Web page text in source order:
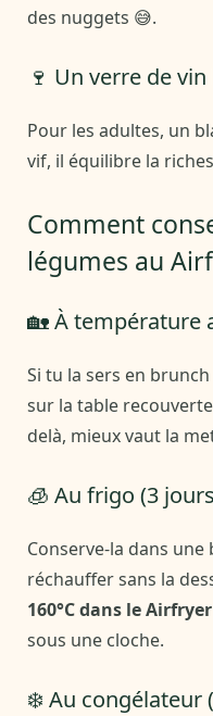
des nuggets 😅.
🍷 Un verre de
Pour les adultes, un
vif, il équilibre la
Comment
légumes au
🏡 À température
Si tu la sers en
sur la table
delà, mieux vaut la
🧊 Au frigo (3
Conserve-la dans
réchauffer sans la
160°C dans le Airfryer
sous une cloche.
❄️ Au congélateur